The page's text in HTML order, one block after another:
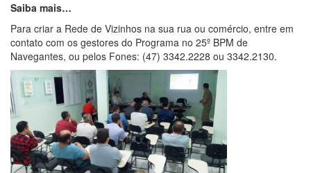
Saiba mais…
Para criar a Rede de Vizinhos na sua rua ou comércio, entre em
contato com os gestores do Programa no 25º BPM de
Navegantes, ou pelos Fones: (47) 3342.2228 ou 3342.2130.